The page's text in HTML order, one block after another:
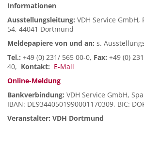
Informationen
Ausstellungsleitung: VDH Service GmbH,
54, 44041 Dortmund
Meldepapiere von und an: s.
Tel.: +49 (0) 231/ 565 00-0, Fax: +49 (0)
40, Kontakt: E-Mail
Online-Meldung
Bankverbindung: VDH Service GmbH,
IBAN: DE93440501990001170309, BIC:
Veranstalter: VDH Dortmund